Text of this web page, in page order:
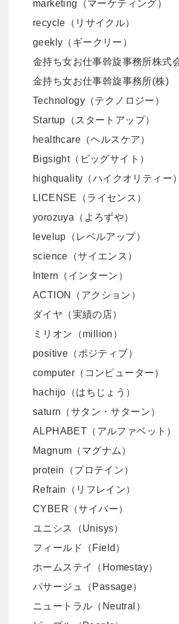
marketing（マーケティング）
recycle（リサイクル）
geekly（ギークリー）
金持ち女お仕事斡旋事務所株式
金持ち女お仕事斡旋事務所(株)
Technology（テクノロジー）
Startup（スタートアップ）
healthcare（ヘルスケア）
Bigsight（ビッグサイト）
highquality（ハイクオリティー
LICENSE（ライセンス）
yorozuya（よろずや）
levelup（レベルアップ）
science（サイエンス）
Intern（インターン）
ACTION（アクション）
ダイヤ（実績の店）
ミリオン（million）
positive（ポジティブ）
computer（コンピューター）
hachijo（はちじょう）
saturn（サタン・サターン）
ALPHABET（アルファベット）
Magnum（マグナム）
protein（プロテイン）
Refrain（リフレイン）
CYBER（サイバー）
ユニシス（Unisys）
フィールド（Field）
ホームステイ（Homestay）
パサージュ（Passage）
ニュートラル（Neutral）